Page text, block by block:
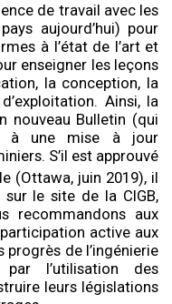
de travail avec les
aujourd’hui) pour
à l’état de l’art et
enseigner les leçons
la conception, la
Ainsi, la
nouveau Bulletin (qui
à une mise à jour
S’il est approuvé
(Ottawa, juin 2019), il
sur le site de la CIGB,
recommandons aux
active aux
progrès de l’ingénierie
l’utilisation des
leurs législations